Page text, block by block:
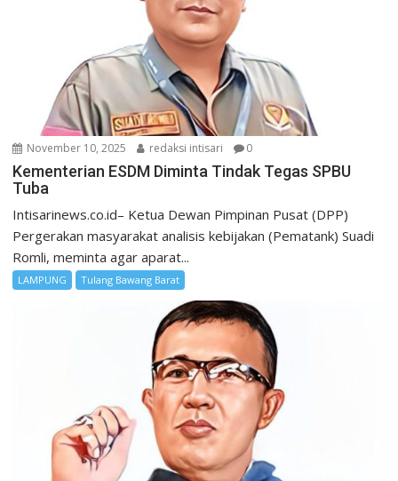
November 10, 2025 redaksi intisari 0
Kementerian ESDM Diminta Tindak Tegas SPBU
Tuba
Intisarinews.co.id– Ketua Dewan Pimpinan Pusat (DPP)
Pergerakan masyarakat analisis kebijakan (Pematank) Suadi
Romli, meminta agar aparat...
LAMPUNG Tulang Bawang Barat